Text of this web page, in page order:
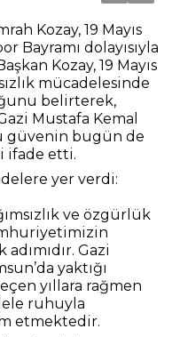
Kozay, 19 Mayıs
Bayramı dolayısıyla
Kozay, 19 Mayıs
mücadelesinde
belirterek,
Mustafa Kemal
güvenin bugün de
ifade etti.
yer verdi:
ve özgürlük
Gazi
yaktığı
yıllara rağmen
ruhuyla
etmektedir.